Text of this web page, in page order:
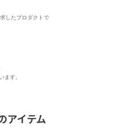
したプロダクトで
ます。
アイテム